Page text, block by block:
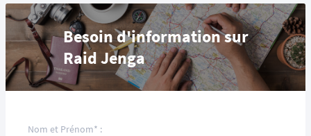
Besoin d'information sur
Raid Jenga
Nom et Prénom* :